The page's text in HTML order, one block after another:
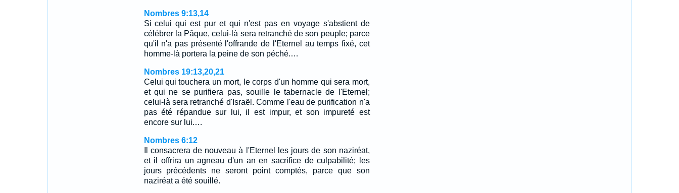
Nombres 9:13,14
Si celui qui est pur et qui n'est pas en voyage s'abstient de
célébrer la Pâque, celui-là sera retranché de son peuple; parce
qu'il n'a pas présenté l'offrande de l'Eternel au temps fixé, cet
homme-là portera la peine de son péché.…
Nombres 19:13,20,21
Celui qui touchera un mort, le corps d'un homme qui sera mort,
et qui ne se purifiera pas, souille le tabernacle de l'Eternel;
celui-là sera retranché d'Israël. Comme l'eau de purification n'a
pas été répandue sur lui, il est impur, et son impureté est
encore sur lui.…
Nombres 6:12
Il consacrera de nouveau à l'Eternel les jours de son naziréat,
et il offrira un agneau d'un an en sacrifice de culpabilité; les
jours précédents ne seront point comptés, parce que son
naziréat a été souillé.